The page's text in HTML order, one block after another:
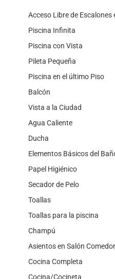
Acceso Libre de Escalones
Piscina Infinita
Piscina con Vista
Pileta Pequeña
Piscina en el último Piso
Balcón
Vista a la Ciudad
Agua Caliente
Ducha
Elementos Básicos del
Papel Higiénico
Secador de Pelo
Toallas
Toallas para la piscina
Champú
Asientos en Salón Comedor
Cocina Completa
Cocina/Cocineta